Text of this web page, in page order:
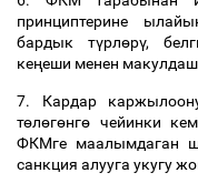
принциптерине
бардык
түрлөрү,
кеңеши менен
7. Кардар
төлөгөнгө чейинки
ФКМге маалымдаган
санкция алууга укугу